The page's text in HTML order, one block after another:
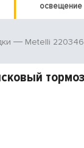
освещение
Metelli